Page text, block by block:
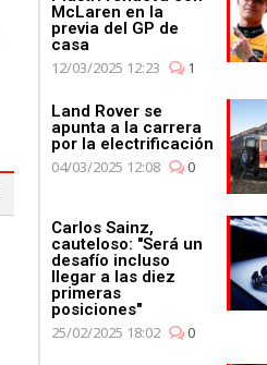
McLaren en la
previa del GP de
casa
12/03/2025 12:23
1
Land Rover se
apunta a la carrera
por la electrificación
04/03/2025 12:08
0
Carlos Sainz,
cauteloso: "Será un
desafío incluso
llegar a las diez
primeras
posiciones"
25/02/2025 18:02
0